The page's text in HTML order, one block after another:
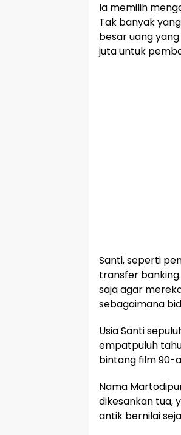
Ia memilih
Tak banyak
besar uang
juta untuk
Santi, seperti
transfer
saja agar
sebagaimana
Usia Santi
empatpuluh
bintang film 90-
Nama
dikesankan tua,
antik bernilai